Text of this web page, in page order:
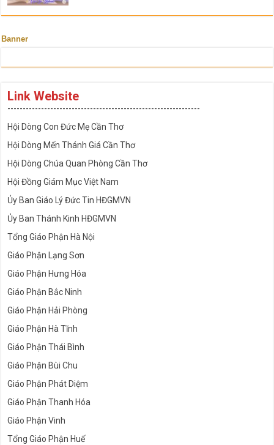
Banner
Link Website
---------------------------------------------------------------
Hội Dòng Con Đức Mẹ Cần Thơ
Hội Dòng Mến Thánh Giá Cần Thơ
Hội Dòng Chúa Quan Phòng Cần Thơ
Hội Đồng Giám Mục Việt Nam
Ủy Ban Giáo Lý Đức Tin HĐGMVN
Ủy Ban Thánh Kinh HĐGMVN
Tổng Giáo Phận Hà Nội
Giáo Phận Lạng Sơn
Giáo Phận Hưng Hóa
Giáo Phận Bắc Ninh
Giáo Phận Hải Phòng
Giáo Phận Hà Tĩnh
Giáo Phận Thái Bình
Giáo Phận Bùi Chu
Giáo Phận Phát Diệm
Giáo Phận Thanh Hóa
Giáo Phận Vinh
Tổng Giáo Phận Huế